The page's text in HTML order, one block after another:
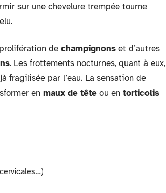
sur une chevelure trempée tourne
de champignons et d’autres
. Les frottements nocturnes, quant à eux,
fragilisée par l’eau. La sensation de
en maux de tête ou en torticolis